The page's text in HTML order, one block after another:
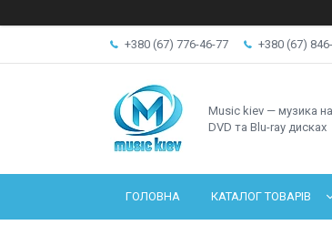
+380 (67) 776-46-77 +380 (67)
Music kiev — музика на
DVD та Blu-ray дисках
ГОЛОВНА КАТАЛОГ ТОВАРІВ